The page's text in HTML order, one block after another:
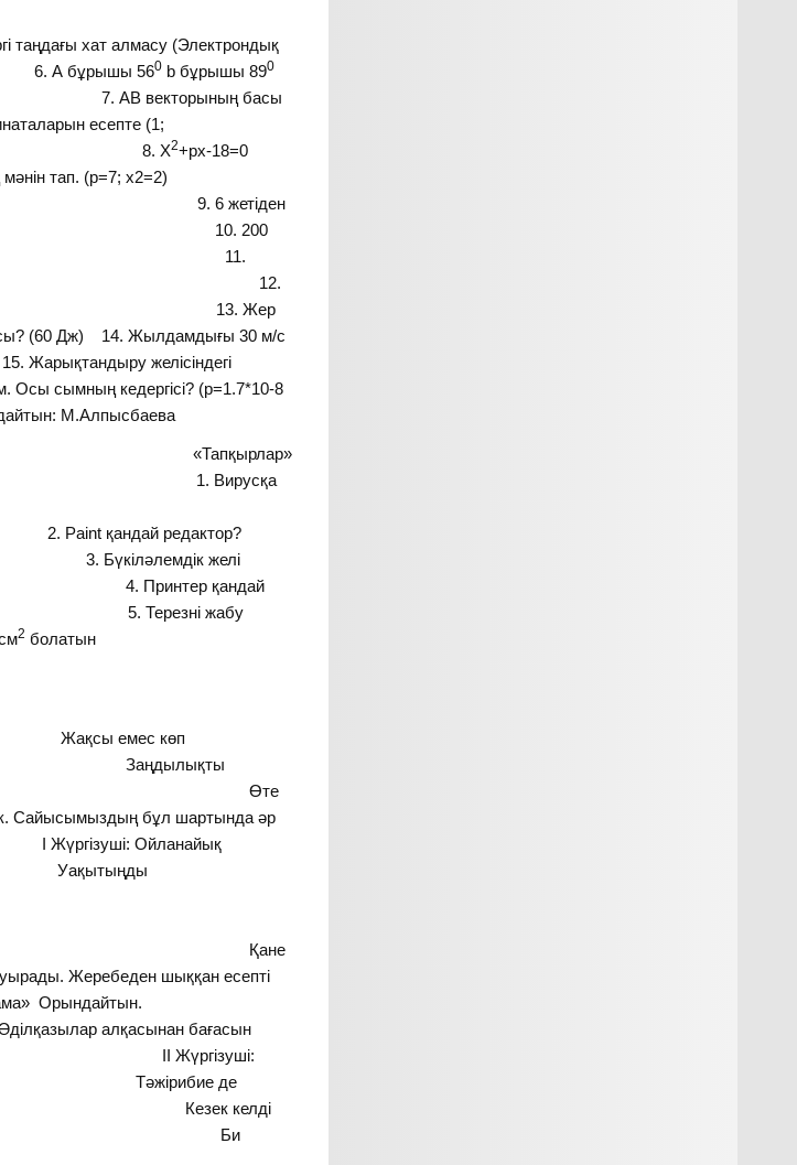
(Электрондық
560 b бұрышы 890
басы
есепте (1;
Х2+px-18=0
мәнін тап. (p=7; x2=2)
10. 200
11.
(Плазма) 12.
13. Жер
(60 Дж) 14. Жылдамдығы 30 м/с
желісіндегі
сымның кедергісі? (p=1.7*10-8
желі
қандай
жабу
2 болатын
көп
Өте
Сайысымыздың бұл шартында әр
Ойланайық
Жеребеден шыққан есепті
Орындайтын.
бағасын
де
келді
Би